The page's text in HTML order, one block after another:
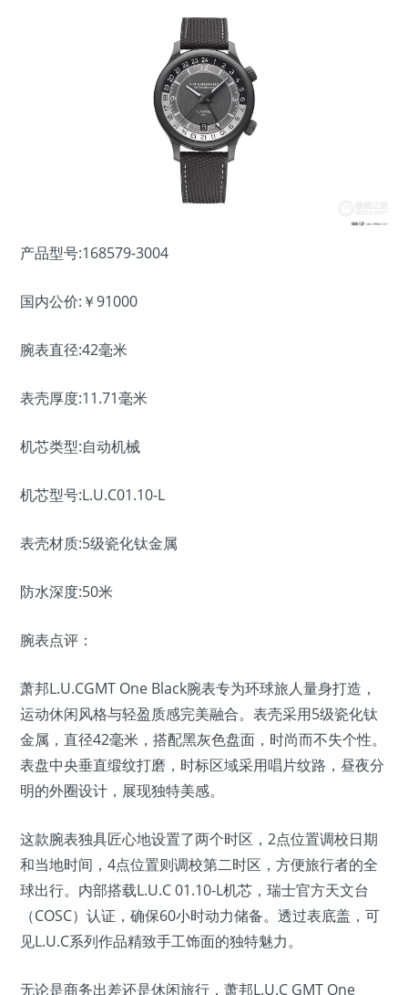
产品型号:168579-3004
国内公价:￥91000
腕表直径:42毫米
表壳厚度:11.71毫米
机芯类型:自动机械
机芯型号:L.U.C01.10-L
表壳材质:5级瓷化钛金属
防水深度:50米
腕表点评：
萧邦L.U.CGMT One Black腕表专为环球旅人量身打造，
运动休闲风格与轻盈质感完美融合。表壳采用5级瓷化钛
金属，直径42毫米，搭配黑灰色盘面，时尚而不失个性。
表盘中央垂直缎纹打磨，时标区域采用唱片纹路，昼夜分
明的外圈设计，展现独特美感。
这款腕表独具匠心地设置了两个时区，2点位置调校日期
和当地时间，4点位置则调校第二时区，方便旅行者的全
球出行。内部搭载L.U.C 01.10-L机芯，瑞士官方天文台
（COSC）认证，确保60小时动力储备。透过表底盖，可
见L.U.C系列作品精致手工饰面的独特魅力。
无论是商务出差还是休闲旅行，萧邦L.U.C GMT One